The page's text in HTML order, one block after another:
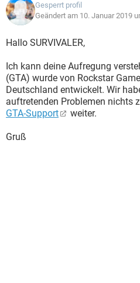
Gesperrt profil
Geändert am 10. Januar 2019
Hallo SURVIVALER,
Ich kann deine Aufregung
(GTA) wurde von Rockstar
Deutschland entwickelt. Wir
auftretenden Problemen nichts
GTA-Support
weiter.
Gruß